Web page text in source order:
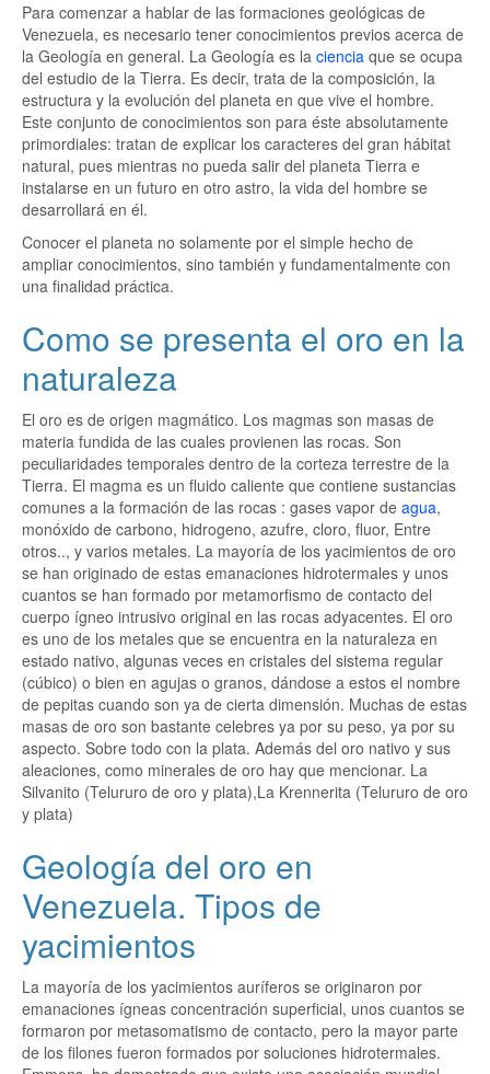
Para comenzar a hablar de las formaciones geológicas de
Venezuela, es necesario tener conocimientos previos acerca de
la Geología en general. La Geología es la ciencia que se ocupa
del estudio de la Tierra. Es decir, trata de la composición, la
estructura y la evolución del planeta en que vive el hombre.
Este conjunto de conocimientos son para éste absolutamente
primordiales: tratan de explicar los caracteres del gran hábitat
natural, pues mientras no pueda salir del planeta Tierra e
instalarse en un futuro en otro astro, la vida del hombre se
desarrollará en él.
Conocer el planeta no solamente por el simple hecho de
ampliar conocimientos, sino también y fundamentalmente con
una finalidad práctica.
Como se presenta el oro en la
naturaleza
El oro es de origen magmático. Los magmas son masas de
materia fundida de las cuales provienen las rocas. Son
peculiaridades temporales dentro de la corteza terrestre de la
Tierra. El magma es un fluido caliente que contiene sustancias
comunes a la formación de las rocas : gases vapor de agua,
monóxido de carbono, hidrogeno, azufre, cloro, fluor, Entre
otros.., y varios metales. La mayoría de los yacimientos de oro
se han originado de estas emanaciones hidrotermales y unos
cuantos se han formado por metamorfismo de contacto del
cuerpo ígneo intrusivo original en las rocas adyacentes. El oro
es uno de los metales que se encuentra en la naturaleza en
estado nativo, algunas veces en cristales del sistema regular
(cúbico) o bien en agujas o granos, dándose a estos el nombre
de pepitas cuando son ya de cierta dimensión. Muchas de estas
masas de oro son bastante celebres ya por su peso, ya por su
aspecto. Sobre todo con la plata. Además del oro nativo y sus
aleaciones, como minerales de oro hay que mencionar. La
Silvanito (Telururo de oro y plata),La Krennerita (Telururo de oro
y plata)
Geología del oro en
Venezuela. Tipos de
yacimientos
La mayoría de los yacimientos auríferos se originaron por
emanaciones ígneas concentración superficial, unos cuantos se
formaron por metasomatismo de contacto, pero la mayor parte
de los filones fueron formados por soluciones hidrotermales.